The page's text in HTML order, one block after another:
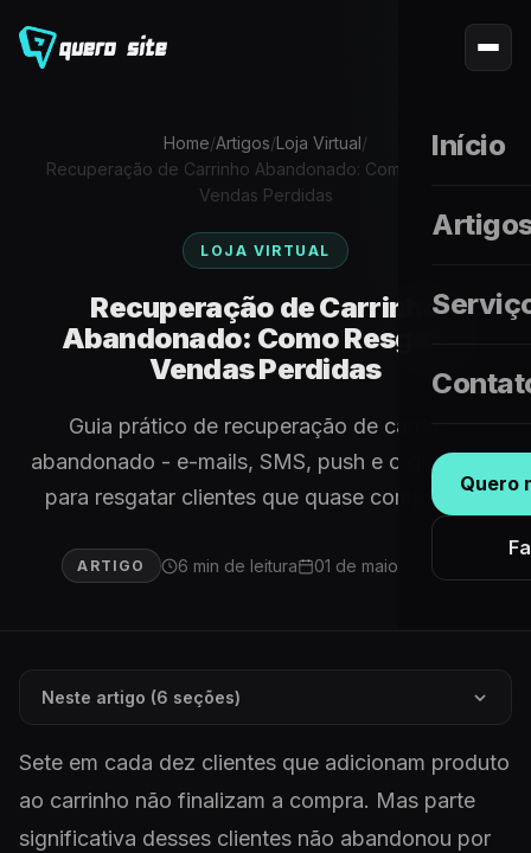
Início
Quero
Home/Artigos/Loja Virtual/
Recuperação de Carrinho Abandonado: Como Resgatar
Vendas Perdidas
LOJA VIRTUAL
Recuperação de Carrinho
Abandonado: Como Resgatar
Vendas Perdidas
Guia prático de recuperação de carrinho
abandonado - e-mails, SMS, push e o que fazer
para resgatar clientes que quase compraram.
ARTIGO 6 min de leitura 01 de maio de 2026
Neste artigo (6 seções)
Sete em cada dez clientes que adicionam produto
ao carrinho não finalizam a compra. Mas parte
significativa desses clientes não abandonou por